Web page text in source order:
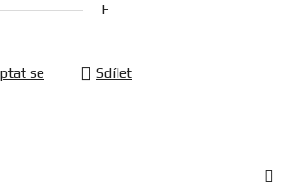
E
se Sdílet